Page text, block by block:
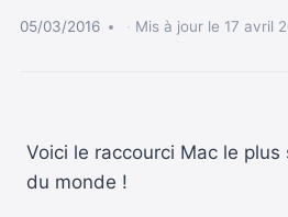
05/03/2016 Mis à jour le 17 avril
Voici le raccourci Mac le
du monde !